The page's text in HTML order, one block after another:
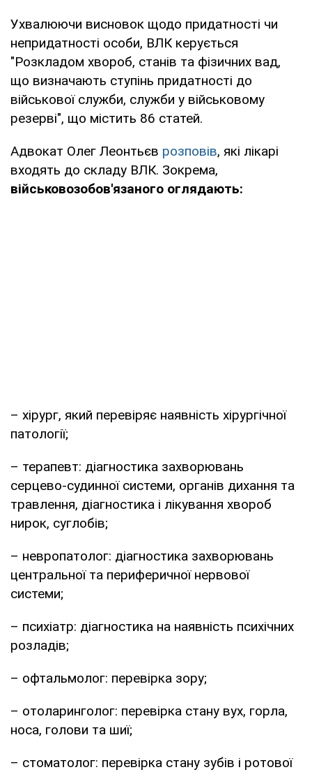
Ухвалюючи висновок щодо придатності чи
непридатності особи, ВЛК керується
"Розкладом хвороб, станів та фізичних вад,
що визначають ступінь придатності до
військової служби, служби у військовому
резерві", що містить 86 статей.
Адвокат Олег Леонтьєв розповів, які лікарі
входять до складу ВЛК. Зокрема,
військовозобов'язаного оглядають:
– хірург, який перевіряє наявність хірургічної
патології;
– терапевт: діагностика захворювань
серцево-судинної системи, органів дихання та
травлення, діагностика і лікування хвороб
нирок, суглобів;
– невропатолог: діагностика захворювань
центральної та периферичної нервової
системи;
– психіатр: діагностика на наявність психічних
розладів;
– офтальмолог: перевірка зору;
– отоларинголог: перевірка стану вух, горла,
носа, голови та шиї;
– стоматолог: перевірка стану зубів і ротової